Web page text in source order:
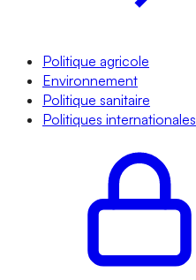
Politique agricole
Environnement
Politique sanitaire
Politiques internationales